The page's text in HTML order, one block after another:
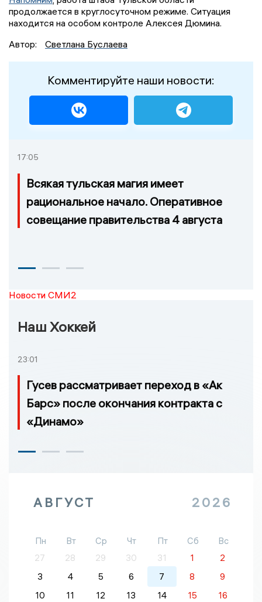
продолжается в круглосуточном режиме. Ситуация
находится на особом контроле Алексея Дюмина.
Автор:
Светлана Буслаева
Комментируйте наши новости:
17:05
Всякая тульская магия имеет
рациональное начало. Оперативное
совещание правительства 4 августа
Новости СМИ2
Наш Хоккей
23:01
Гусев рассматривает переход в «Ак
Барс» после окончания контракта с
«Динамо»
АВГУСТ 2026
Пн Вт Ср Чт Пт Сб
Вс
27
28 29 30 31 1
2
3
4 5 6 7 8
9
10
11 12 13 14 15
16